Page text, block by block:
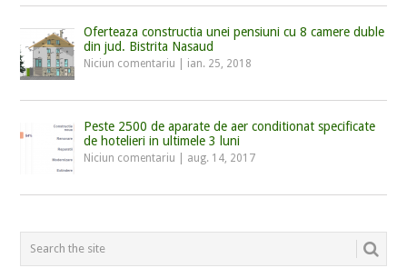
Oferteaza constructia unei pensiuni cu 8 camere duble
din jud. Bistrita Nasaud
Niciun comentariu ian. 25, 2018
Peste 2500 de aparate de aer conditionat specificate
de hotelieri in ultimele 3 luni
Niciun comentariu aug. 14, 2017